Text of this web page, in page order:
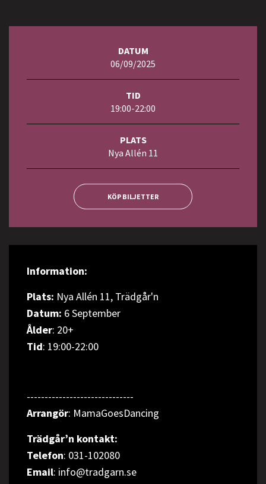
DATUM
06/09/2025
TID
19:00-22:00
PLATS
Nya Allén 11
KÖP BILJETTER
Information:
Plats: Nya Allén 11, Trädgår'n
Datum: 6 September
Ålder: 20+
Tid: 19:00-22:00
------------------------------
Arrangör: MamaGoesDancing
Trädgår’n kontakt:
Telefon: 031-102080
Email: info@tradgarn.se